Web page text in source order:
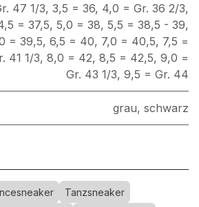
47 1/3, 3,5 = 36, 4,0 = Gr. 36 2/3,
= 37,5, 5,0 = 38, 5,5 = 38,5 - 39,
= 39,5, 6,5 = 40, 7,0 = 40,5, 7,5 =
41 1/3, 8,0 = 42, 8,5 = 42,5, 9,0 =
Gr. 43 1/3, 9,5 = Gr. 44
grau, schwarz
Tanzsneaker